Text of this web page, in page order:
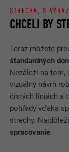
CHCELI BY
STRECHA, S
Teraz môžete
štandardných
Nezáleží na tom,
vizuálny návrh
čistých líniách a
pohľady vďaka
strechy.
spracovanie.